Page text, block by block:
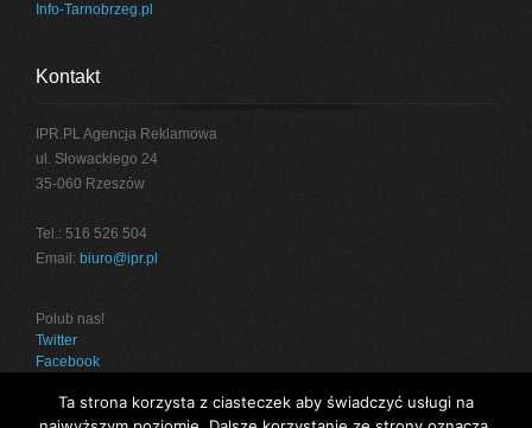
Info-Tarnobrzeg.pl
Kontakt
IPR.PL Agencja Reklamowa
ul. Słowackiego 24
35-060 Rzeszów
Tel.: 516 526 504
Email: biuro@ipr.pl
Polub nas!
Twitter
Facebook
Ta strona korzysta z ciasteczek aby świadczyć usługi na